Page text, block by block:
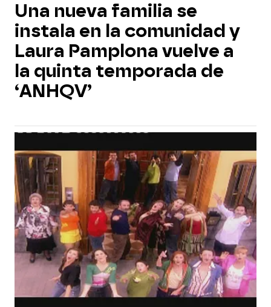
Una nueva familia se
instala en la comunidad y
Laura Pamplona vuelve a
la quinta temporada de
‘ANHQV’